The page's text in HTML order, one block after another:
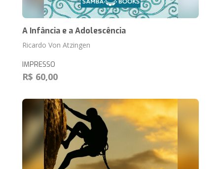
A Infância e a Adolescência
Ricardo Von Atzingen
IMPRESSO
R$ 60,00